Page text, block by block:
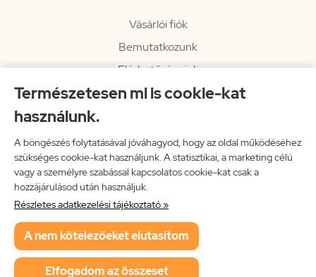
Természetesen mi is cookie-kat
használunk.
A böngészés folytatásával jóváhagyod, hogy az oldal működéséhez
szükséges cookie-kat használjunk. A statisztikai, a marketing célú
vagy a személyre szabással kapcsolatos cookie-kat csak a
hozzájárulásod után használjuk.
Részletes adatkezelési tájékoztató »
A nem kötelezőeket elutasítom
Elfogadom az összeset
Vásárlói fiók
Bemutatkozunk
Elérhetőségeink
Hírlevél
Impresszum
Vissza a főoldalra
Neon Music Hungary Bt.
ÁSZF
Adatkezelési tájékoztató